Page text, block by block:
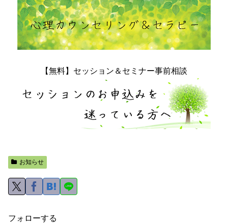
【無料】セッション＆セミナー事前相談
お知らせ
フォローする